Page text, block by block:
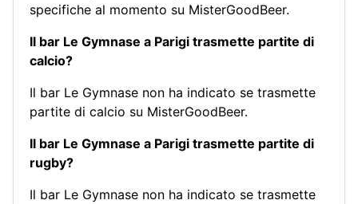
specifiche al momento su MisterGoodBeer.
Il bar Le Gymnase a Parigi trasmette partite di
calcio?
Il bar Le Gymnase non ha indicato se trasmette
partite di calcio su MisterGoodBeer.
Il bar Le Gymnase a Parigi trasmette partite di
rugby?
Il bar Le Gymnase non ha indicato se trasmette